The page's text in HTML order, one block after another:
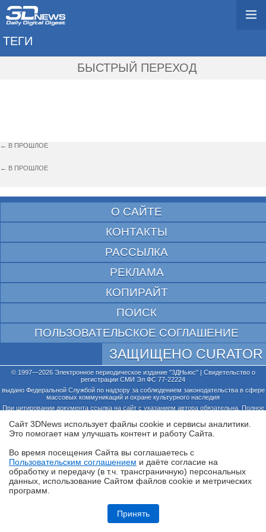
Ryzen и двухранговая DDR5: проверяем комплект G.Skill Trident Z5
ТЕГИ
БЫСТРЫЙ ПЕРЕХОД
← В ПРОШЛОЕ
← В ПРОШЛОЕ
О САЙТЕ
КОНТАКТЫ
РАССЫЛКА
РЕКЛАМА
КОПИРАЙТ
ПОИСК
ПОЛЬЗОВАТЕЛЬСКОЕ СОГЛАШЕНИЕ
ЗАЩИЩЕНО CURATOR
© 1997—2026 Электронное периодическое издание "3ДНьюс" | Свидетельство о
регистрации СМИ Эл ФС 77-22224
выдано Федеральной Службой по надзору за соблюдением законодательства в сфере
массовых коммуникаций и охране культурного наследия
При цитировании документа ссылка на сайт с указанием автора обязательна. Полное
российского и международного законодательства и возможно только с согласия
редакции 3DNews.
Сайт 3DNews использует файлы cookie и сервисы аналитики.
Это помогает нам улучшать контент и работу Cайта.
Во время посещения Cайта вы соглашаетесь с
Пользовательским соглашением и даёте согласие на
обработку и передачу (в т.ч. трансграничную) персональных
данных, использование Cайтом файлов cookie и метрических
программ.
Принять